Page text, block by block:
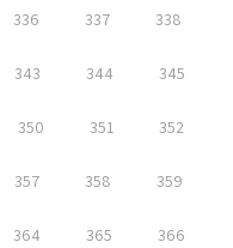
336 337 338
343 344 345
350 351 352
357 358 359
364 365 366